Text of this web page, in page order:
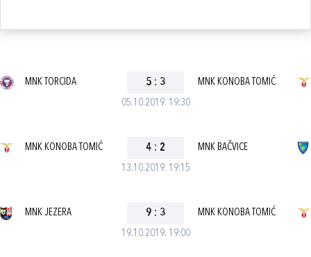
05.10.2019. 19:30
MNK TORCIDA 5 : 3 MNK KONOBA TOMIĆ
13.10.2019. 19:15
MNK KONOBA TOMIĆ 4 : 2 MNK BAČVICE
19.10.2019. 19:00
MNK JEZERA 9 : 3 MNK KONOBA TOMIĆ